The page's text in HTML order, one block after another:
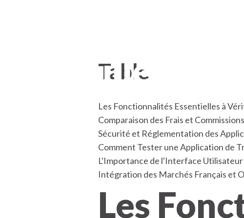
Application
meilleure
Table
Les Fonctionnalités Essentielles à
Comparaison des Frais et
Sécurité et Réglementation des
Comment Tester une Application de
L'Importance de l'Interface
Intégration des Marchés Français et
Les